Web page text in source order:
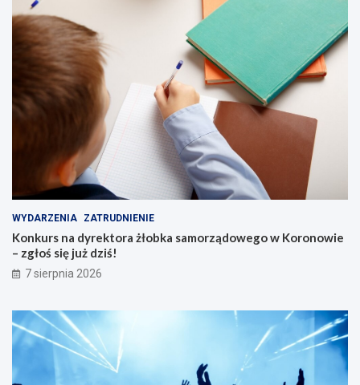
i
c
n
WYDARZENIA ZATRUDNIENIE
Konkurs na dyrektora żłobka samorządowego w Koronowie
– zgłoś się już dziś!
7 sierpnia 2026